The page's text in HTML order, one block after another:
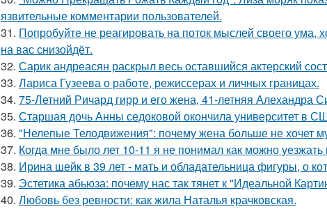
язвительные комментарии пользователей.
31. Попробуйте не реагировать на поток мыслей своего ума,
на вас снизойдёт.
32. Сарик андреасян раскрыл весь оставшийся актерский
33. Лариса Гузеева о работе, режиссерах и личных границах.
34. 75-Летний Ричард гирр и его жена, 41-летняя Алехандра
35. Старшая дочь Анны седоковой окончила университет в
36. "Нелепые Телодвижения": почему жена больше не хочет
37. Когда мне было лет 10-11 я не понимал как можно уезжать
38. Ирина шейк в 39 лет - мать и обладательница фигуры, о
39. Эстетика абьюза: почему нас так тянет к "Идеальной
40. Любовь без ревности: как жила Наталья крачковская.